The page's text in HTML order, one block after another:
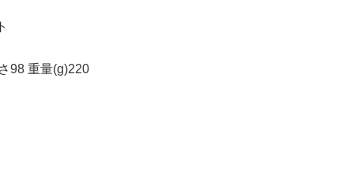
98 重量(g)220